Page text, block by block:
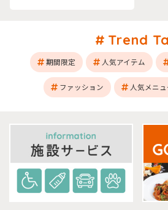
Trend
期間限定 人気アイテム
ファッション 人気メニュ